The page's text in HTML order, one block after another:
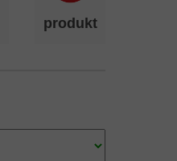
produkt